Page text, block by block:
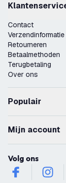
Contact
Verzendinformatie
Retourneren
Betaalmethoden
Terugbetaling
Over ons
Populair
Mijn account
Volg ons
facebook